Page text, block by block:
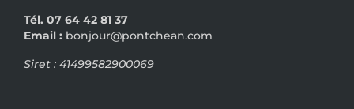
Tél. 07 64 42 81 37
Email : bonjour@pontchean.com
Siret : 41499582900069